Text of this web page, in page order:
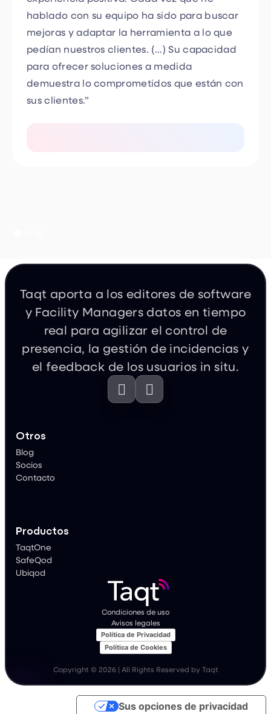
mejoras y adaptar la herramienta a lo que
pedían nuestros clientes. (...) Su capacidad
para ofrecer soluciones a medida
demuestra lo comprometidos que están con
sus clientes.”
y Facility Managers datos en tiempo
real para agilizar el control de
presencia, la gestión de incidencias y
el feedback de los usuarios in situ.


Blog
Socios
Contacto
TaqtOne
SafeQod
Ubiqod
Condiciones de uso
Avisos legales
Política de Privacidad
Política de Cookies
Copyright © 2026 | All Rights Reserved by Taqt
Aviso en el momento de la recogida
Sus opciones de privacidad